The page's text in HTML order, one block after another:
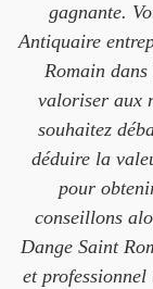
gagnante.
Antiquaire
Romain
valoriser aux
souhaitez
déduire la
pour
conseillons
Dange Saint
et professionnel